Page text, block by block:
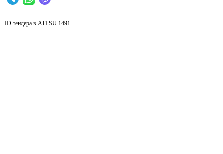
ID тендера в ATI.SU 1491